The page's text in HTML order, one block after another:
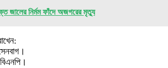
জালের নির্মম ফাঁদে অজগরের মৃত্যু